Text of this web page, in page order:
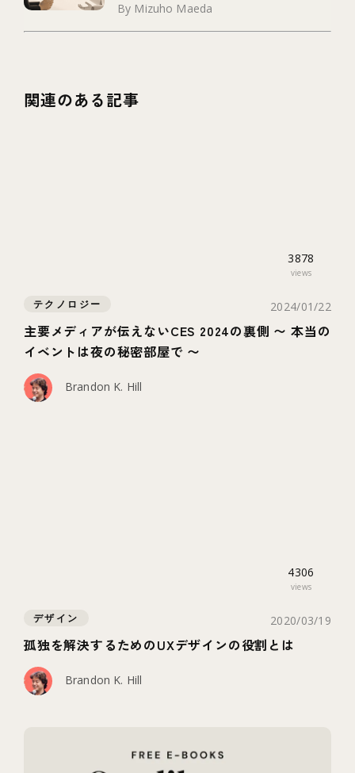
By Mizuho Maeda
関連のある記事
3878
views
テクノロジー 2024/01/22
主要メディアが伝えないCES 2024の裏側 〜 本当の
イベントは夜の秘密部屋で 〜
Brandon K. Hill
4306
views
デザイン 2020/03/19
孤独を解決するためのUXデザインの役割とは
Brandon K. Hill